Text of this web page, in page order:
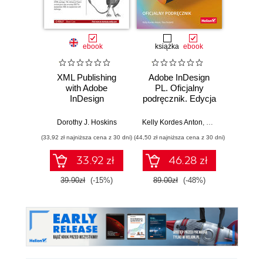
ebook
XML Publishing
with Adobe
InDesign
Dorothy J. Hoskins
(33,92 zł najniższa cena z 30 dni)
33.92 zł
39.90zł (-15%)
książka ebook
Adobe InDesign
PL. Oficjalny
podręcznik. Edycja
Kelly Kordes Anton, Tina DeJarld
(44,50 zł najniższa cena z 30 dni)
46.28 zł
89.00zł (-48%)